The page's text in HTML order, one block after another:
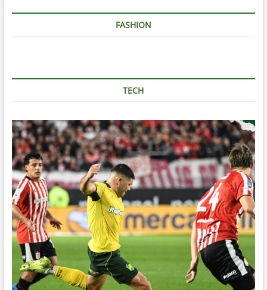
FASHION
TECH